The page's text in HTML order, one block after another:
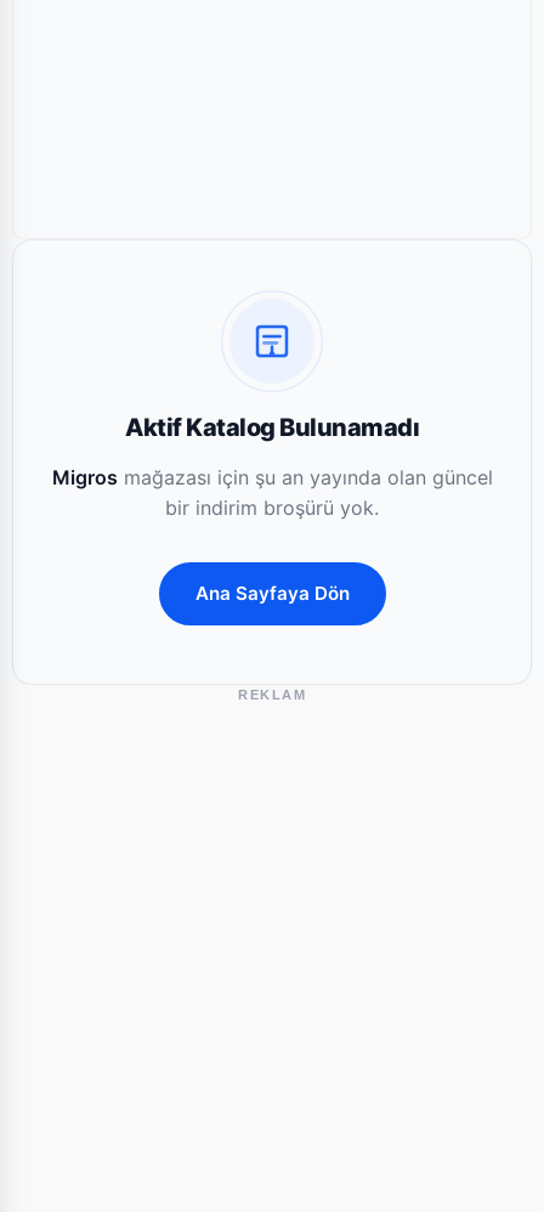
Aktif Katalog Bulunamadı
Migros mağazası için şu an yayında olan güncel
bir indirim broşürü yok.
Ana Sayfaya Dön
REKLAM